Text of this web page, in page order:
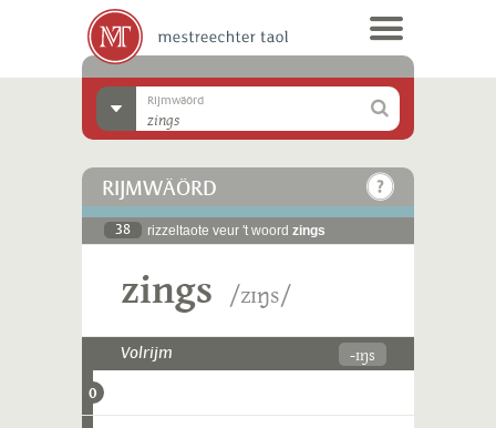
Rijmwäörd
RIJMWÄÖRD
38 rizzeltaote veur 't woord zings
zings /zɪŋs/
Volrijm -ɪŋs
0